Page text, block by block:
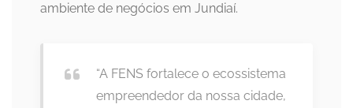
ambiente de negócios em Jundiaí.
“A FENS fortalece o ecossistema
empreendedor da nossa cidade,